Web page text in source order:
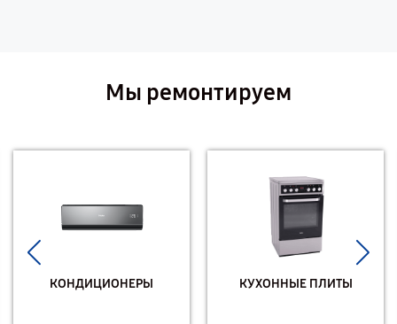
Мы ремонтируем
КОНДИЦИОНЕРЫ КУХОННЫЕ ПЛИТЫ